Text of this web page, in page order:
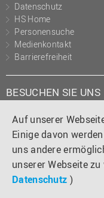
Auf unserer
Einige davon
uns andere
unserer Webseite
Datenschutz )
Datenschutz
HS Home
Personensuche
Medienkontakt
Barrierefreiheit
BESUCHEN SIE UNS
Instagram
Tiktok